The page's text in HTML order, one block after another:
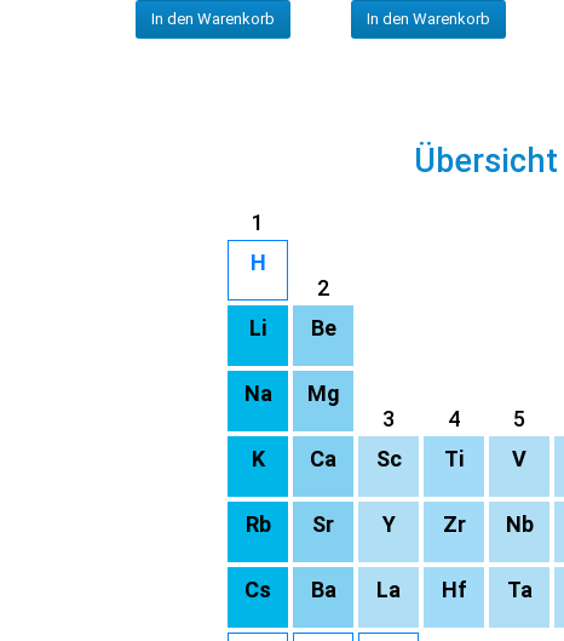
In den Warenkorb In den Warenkorb
1
H
2
Li Be
Na
Mg
3
4 5
K Ca Sc Ti V
Rb Sr Y Zr Nb
Cs Ba La Hf Ta